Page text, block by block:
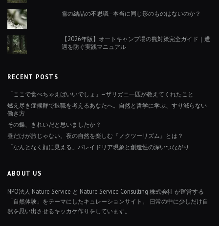
雪の結晶の不思議─本当に同じ形のものはないのか？
【2026年版】オートキャンプ場の熊対策完全ガイド｜遭
遇を防ぐ実践マニュアル
RECENT POSTS
「ここで食べちゃえばいいでしょ」—ザリガニ一匹が教えてくれたこと
燃え尽き症候群で退職を考えるあなたへ。自然と哲学に学ぶ、すり減らない
働き方
その蝶、きれいだと思いましたか？
昼だけが旅じゃない。夜の自然を楽しむ『ノクツーリズム』とは？
「なんとなく顔に見える」パレイドリア現象と創造性の深いつながり
ABOUT US
NPO法人 Nature Service と Nature Service Consulting 株式会社 が運営する
「自然体験」をテーマにしたキュレーションサイト。 日常の中に少しだけ自
然を思い出させるキッカケ作りをしています。